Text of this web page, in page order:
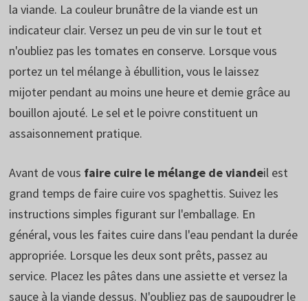
la viande. La couleur brunâtre de la viande est un
indicateur clair. Versez un peu de vin sur le tout et
n'oubliez pas les tomates en conserve. Lorsque vous
portez un tel mélange à ébullition, vous le laissez
mijoter pendant au moins une heure et demie grâce au
bouillon ajouté. Le sel et le poivre constituent un
assaisonnement pratique.
Avant de vous faire cuire le mélange de viandeil est
grand temps de faire cuire vos spaghettis. Suivez les
instructions simples figurant sur l'emballage. En
général, vous les faites cuire dans l'eau pendant la durée
appropriée. Lorsque les deux sont prêts, passez au
service. Placez les pâtes dans une assiette et versez la
sauce à la viande dessus. N'oubliez pas de saupoudrer le